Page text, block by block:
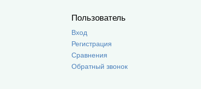
Пользователь
Вход
Регистрация
Сравнения
Обратный звонок